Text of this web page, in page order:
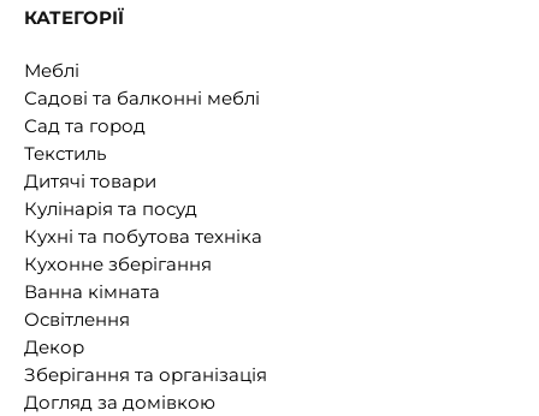
КАТЕГОРІЇ
Меблі
Садові та балконні меблі
Сад та город
Текстиль
Дитячі товари
Кулінарія та посуд
Кухні та побутова техніка
Кухонне зберігання
Ванна кімната
Освітлення
Декор
Зберігання та організація
Догляд за домівкою